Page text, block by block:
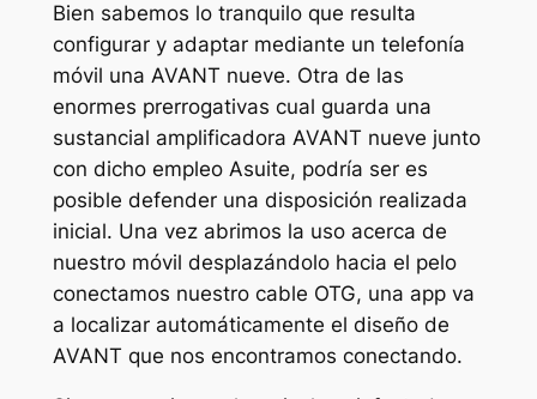
Bien sabemos lo tranquilo que resulta
configurar y adaptar mediante un telefonía
móvil una AVANT nueve. Otra de las
enormes prerrogativas cual guarda una
sustancial amplificadora AVANT nueve junto
con dicho empleo Asuite, podrí­a ser es
posible defender una disposición realizada
inicial. Una vez abrimos la uso acerca de
nuestro móvil desplazándolo hacia el pelo
conectamos nuestro cable OTG, una app va
a localizar automáticamente el diseño de
AVANT que nos encontramos conectando.